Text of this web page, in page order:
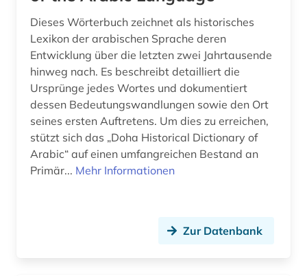
Dieses Wörterbuch zeichnet als historisches
Lexikon der arabischen Sprache deren
Entwicklung über die letzten zwei Jahrtausende
hinweg nach. Es beschreibt detailliert die
Ursprünge jedes Wortes und dokumentiert
dessen Bedeutungswandlungen sowie den Ort
seines ersten Auftretens. Um dies zu erreichen,
stützt sich das „Doha Historical Dictionary of
Arabic“ auf einen umfangreichen Bestand an
Primär... Mehr Informationen
Zur Datenbank